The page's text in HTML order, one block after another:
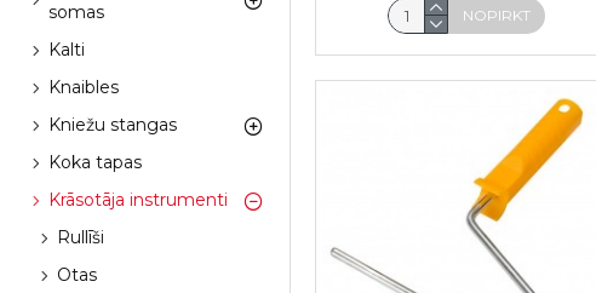
somas
Kalti
Knaibles
Kniežu stangas
Koka tapas
Krāsotāja instrumenti
Rullīši
Otas
NOPIRKT